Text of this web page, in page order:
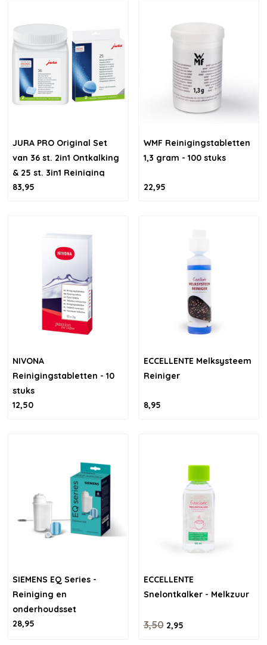
JURA PRO Original Set
van 36 st. 2in1 Ontkalking
& 25 st. 3in1 Reiniging
83,95
WMF Reinigingstabletten
1,3 gram - 100 stuks
22,95
NIVONA
Reinigingstabletten - 10
stuks
12,50
ECCELLENTE Melksysteem
Reiniger
8,95
SIEMENS EQ Series -
Reiniging en
onderhoudsset
28,95
ECCELLENTE
Snelontkalker - Melkzuur
3,502,95